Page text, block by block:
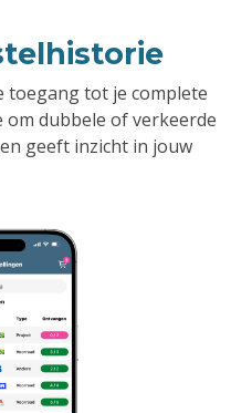
toegang tot je complete
dubbele of verkeerde
geeft inzicht in jouw